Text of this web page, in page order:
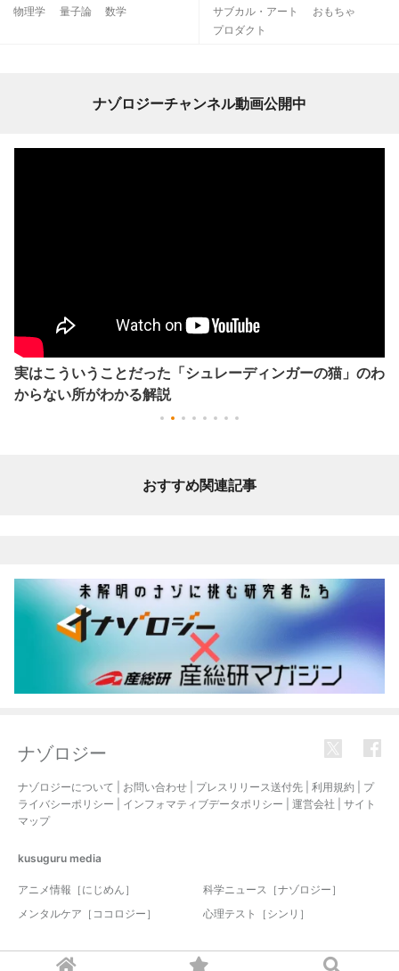
物理学 量子論 数学 サブカル・アート
おもちゃ
プロダクト
ナゾロジーチャンネル動画公開中
実はこういうことだった「シュレーディンガーの猫」のわ
からない所がわかる解説
おすすめ関連記事
ナゾロジー
ナゾロジーについて お問い合わせ プレスリリース送付先 利用規約
プ
ライバシーポリシー
インフォマティブデータポリシー 運営会社
サイト
マップ
kusuguru media
アニメ情報［にじめん］
科学ニュース［ナゾロジー］
メンタルケア［ココロジー］
心理テスト［シンリ］
© 2017-2026 nazology. all rights reserved.